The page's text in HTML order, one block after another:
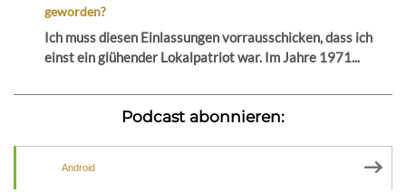
geworden?
Ich muss diesen Einlassungen vorrausschicken, dass ich
einst ein glühender Lokalpatriot war. Im Jahre 1971...
Podcast abonnieren:
Android